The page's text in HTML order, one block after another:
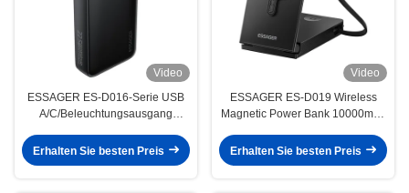
Video
ESSAGER ES-D016-Serie USB
A/C/Beleuchtungsausgang
Erhalten Sie besten Preis
Video
ESSAGER ES-D019 Wireless
Magnetic Power Bank 10000mah
Erhalten Sie besten Preis